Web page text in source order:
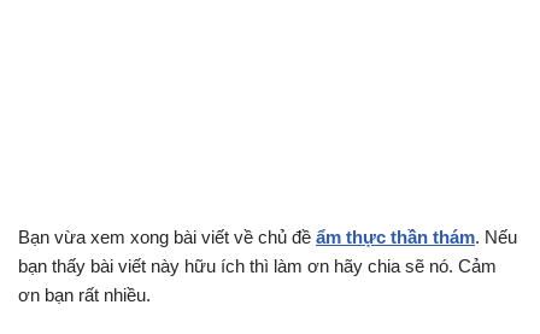
Bạn vừa xem xong bài viết về chủ đề ẩm thực thần thám. Nếu
bạn thấy bài viết này hữu ích thì làm ơn hãy chia sẽ nó. Cảm
ơn bạn rất nhiều.